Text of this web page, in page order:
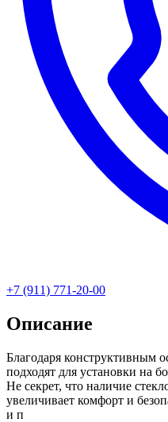
+7 (911) 771-20-00
Описание
Благодаря конструктивным
подходят для установки на
Не секрет, что наличие
увеличивает комфорт и
и п